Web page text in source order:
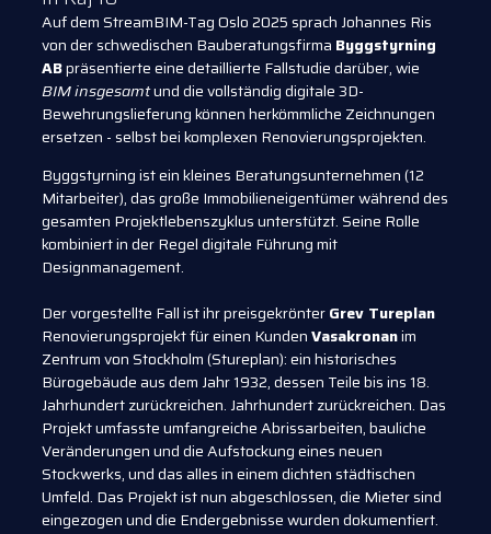
Auf dem StreamBIM-Tag Oslo 2025 sprach Johannes Ris
von der schwedischen Bauberatungsfirma Byggstyrning
ABpräsentierte eine detaillierte Fallstudie darüber, wie
BIM insgesamtund die vollständig digitale 3D-
Bewehrungslieferung können herkömmliche Zeichnungen
ersetzen - selbst bei komplexen Renovierungsprojekten.
Byggstyrning ist ein kleines Beratungsunternehmen (12
Mitarbeiter), das große Immobilieneigentümer während des
gesamten Projektlebenszyklus unterstützt. Seine Rolle
kombiniert in der Regel digitale Führung mit
Designmanagement.
Der vorgestellte Fall ist ihr preisgekrönterGrev Tureplan
Renovierungsprojekt für einen KundenVasakronanim
Zentrum von Stockholm (Stureplan): ein historisches
Bürogebäude aus dem Jahr 1932, dessen Teile bis ins 18.
Jahrhundert zurückreichen. Jahrhundert zurückreichen. Das
Projekt umfasste umfangreiche Abrissarbeiten, bauliche
Veränderungen und die Aufstockung eines neuen
Stockwerks, und das alles in einem dichten städtischen
Umfeld. Das Projekt ist nun abgeschlossen, die Mieter sind
eingezogen und die Endergebnisse wurden dokumentiert.